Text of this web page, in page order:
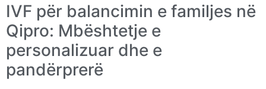
IVF për balancimin e familjes në
Qipro: Mbështetje e
personalizuar dhe e
pandërprerë